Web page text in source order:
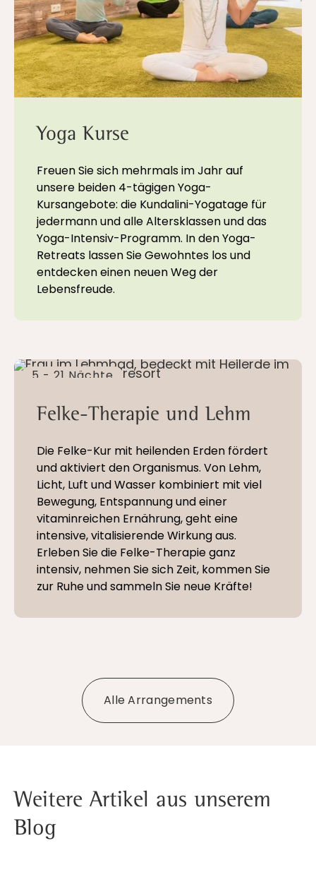
Yoga Kurse
Freuen Sie sich mehrmals im Jahr auf
unsere beiden 4-tägigen Yoga-
Kursangebote: die Kundalini-Yogatage für
jedermann und alle Altersklassen und das
Yoga-Intensiv-Programm. In den Yoga-
Retreats lassen Sie Gewohntes los und
entdecken einen neuen Weg der
Lebensfreude.
5 - 21 Nächte
Felke-Therapie und Lehm
Die Felke-Kur mit heilenden Erden fördert
und aktiviert den Organismus. Von Lehm,
Licht, Luft und Wasser kombiniert mit viel
Bewegung, Entspannung und einer
vitaminreichen Ernährung, geht eine
intensive, vitalisierende Wirkung aus.
Erleben Sie die Felke-Therapie ganz
intensiv, nehmen Sie sich Zeit, kommen Sie
zur Ruhe und sammeln Sie neue Kräfte!
Alle Arrangements
Weitere Artikel aus unserem
Blog